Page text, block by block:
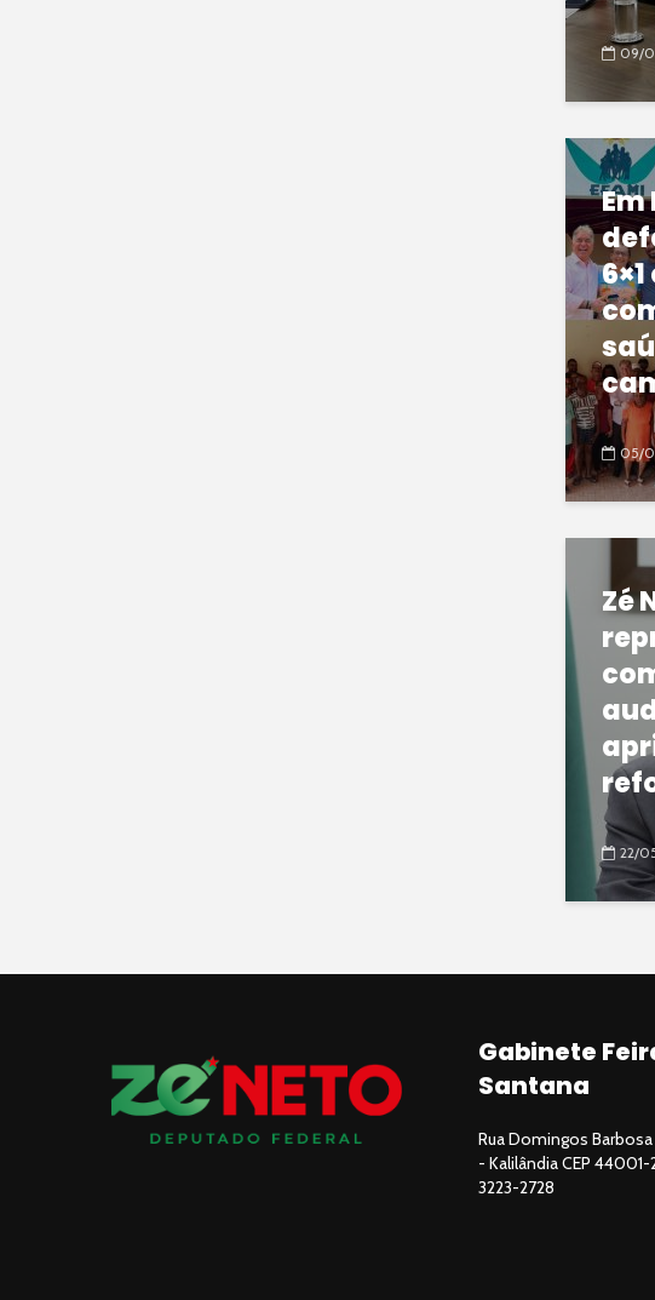
09/
Em
05/
Zé
22/
Gabinete
Santana
Rua Domingos Barbosa
- Kalilândia CEP
3223-2728